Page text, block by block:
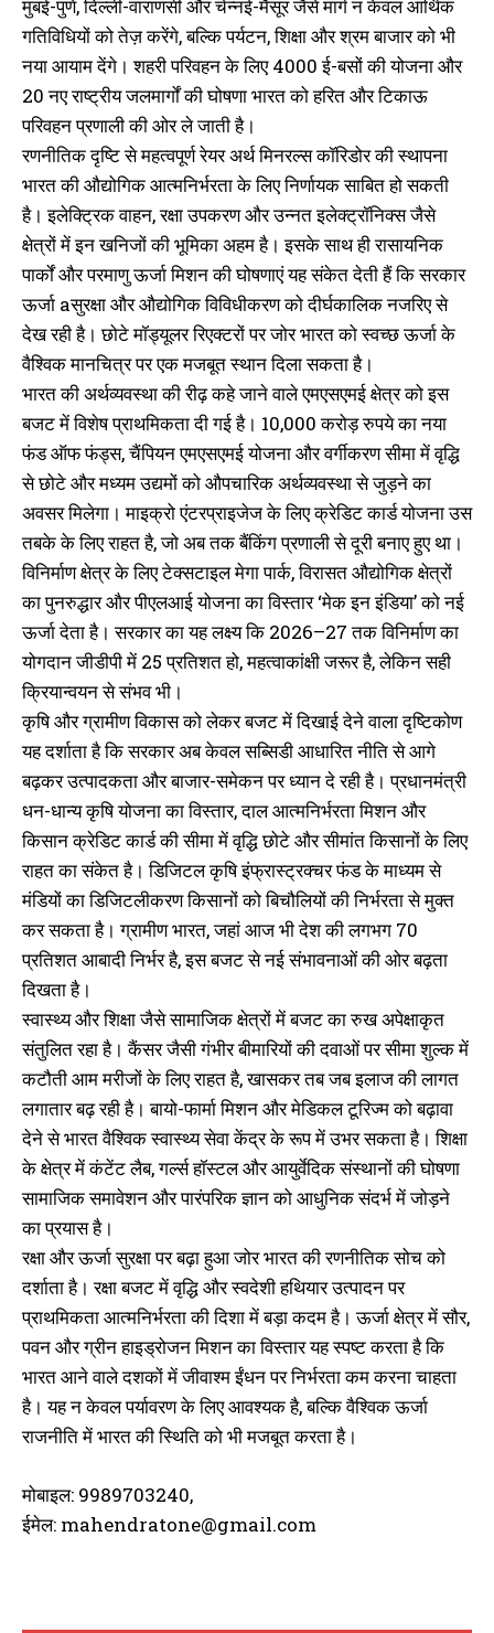
मुंबई-पुणे, दिल्ली-वाराणसी और चेन्नई-मैसूर जैसे मार्ग न केवल आर्थिक
गतिविधियों को तेज़ करेंगे, बल्कि पर्यटन, शिक्षा और श्रम बाजार को भी
नया आयाम देंगे। शहरी परिवहन के लिए 4000 ई-बसों की योजना और
20 नए राष्ट्रीय जलमार्गों की घोषणा भारत को हरित और टिकाऊ
परिवहन प्रणाली की ओर ले जाती है।
रणनीतिक दृष्टि से महत्वपूर्ण रेयर अर्थ मिनरल्स कॉरिडोर की स्थापना
भारत की औद्योगिक आत्मनिर्भरता के लिए निर्णायक साबित हो सकती
है। इलेक्ट्रिक वाहन, रक्षा उपकरण और उन्नत इलेक्ट्रॉनिक्स जैसे
क्षेत्रों में इन खनिजों की भूमिका अहम है। इसके साथ ही रासायनिक
पार्कों और परमाणु ऊर्जा मिशन की घोषणाएं यह संकेत देती हैं कि सरकार
ऊर्जा aसुरक्षा और औद्योगिक विविधीकरण को दीर्घकालिक नजरिए से
देख रही है। छोटे मॉड्यूलर रिएक्टरों पर जोर भारत को स्वच्छ ऊर्जा के
वैश्विक मानचित्र पर एक मजबूत स्थान दिला सकता है।
भारत की अर्थव्यवस्था की रीढ़ कहे जाने वाले एमएसएमई क्षेत्र को इस
बजट में विशेष प्राथमिकता दी गई है। 10,000 करोड़ रुपये का नया
फंड ऑफ फंड्स, चैंपियन एमएसएमई योजना और वर्गीकरण सीमा में वृद्धि
से छोटे और मध्यम उद्यमों को औपचारिक अर्थव्यवस्था से जुड़ने का
अवसर मिलेगा। माइक्रो एंटरप्राइजेज के लिए क्रेडिट कार्ड योजना उस
तबके के लिए राहत है, जो अब तक बैंकिंग प्रणाली से दूरी बनाए हुए था।
विनिर्माण क्षेत्र के लिए टेक्सटाइल मेगा पार्क, विरासत औद्योगिक क्षेत्रों
का पुनरुद्धार और पीएलआई योजना का विस्तार ‘मेक इन इंडिया’ को नई
ऊर्जा देता है। सरकार का यह लक्ष्य कि 2026–27 तक विनिर्माण का
योगदान जीडीपी में 25 प्रतिशत हो, महत्वाकांक्षी जरूर है, लेकिन सही
क्रियान्वयन से संभव भी।
कृषि और ग्रामीण विकास को लेकर बजट में दिखाई देने वाला दृष्टिकोण
यह दर्शाता है कि सरकार अब केवल सब्सिडी आधारित नीति से आगे
बढ़कर उत्पादकता और बाजार-समेकन पर ध्यान दे रही है। प्रधानमंत्री
धन-धान्य कृषि योजना का विस्तार, दाल आत्मनिर्भरता मिशन और
किसान क्रेडिट कार्ड की सीमा में वृद्धि छोटे और सीमांत किसानों के लिए
राहत का संकेत है। डिजिटल कृषि इंफ्रास्ट्रक्चर फंड के माध्यम से
मंडियों का डिजिटलीकरण किसानों को बिचौलियों की निर्भरता से मुक्त
कर सकता है। ग्रामीण भारत, जहां आज भी देश की लगभग 70
प्रतिशत आबादी निर्भर है, इस बजट से नई संभावनाओं की ओर बढ़ता
दिखता है।
स्वास्थ्य और शिक्षा जैसे सामाजिक क्षेत्रों में बजट का रुख अपेक्षाकृत
संतुलित रहा है। कैंसर जैसी गंभीर बीमारियों की दवाओं पर सीमा शुल्क में
कटौती आम मरीजों के लिए राहत है, खासकर तब जब इलाज की लागत
लगातार बढ़ रही है। बायो-फार्मा मिशन और मेडिकल टूरिज्म को बढ़ावा
देने से भारत वैश्विक स्वास्थ्य सेवा केंद्र के रूप में उभर सकता है। शिक्षा
के क्षेत्र में कंटेंट लैब, गर्ल्स हॉस्टल और आयुर्वेदिक संस्थानों की घोषणा
सामाजिक समावेशन और पारंपरिक ज्ञान को आधुनिक संदर्भ में जोड़ने
का प्रयास है।
रक्षा और ऊर्जा सुरक्षा पर बढ़ा हुआ जोर भारत की रणनीतिक सोच को
दर्शाता है। रक्षा बजट में वृद्धि और स्वदेशी हथियार उत्पादन पर
प्राथमिकता आत्मनिर्भरता की दिशा में बड़ा कदम है। ऊर्जा क्षेत्र में सौर,
पवन और ग्रीन हाइड्रोजन मिशन का विस्तार यह स्पष्ट करता है कि
भारत आने वाले दशकों में जीवाश्म ईंधन पर निर्भरता कम करना चाहता
है। यह न केवल पर्यावरण के लिए आवश्यक है, बल्कि वैश्विक ऊर्जा
राजनीति में भारत की स्थिति को भी मजबूत करता है।
मोबाइल: 9989703240,
ईमेल: mahendratone@gmail.com